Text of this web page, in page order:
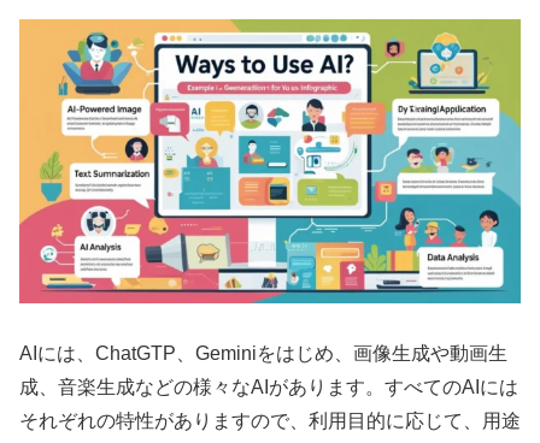
AIには、ChatGTP、Geminiをはじめ、画像生成や動画生
成、音楽生成などの様々なAIがあります。すべてのAIには
それぞれの特性がありますので、利用目的に応じて、用途